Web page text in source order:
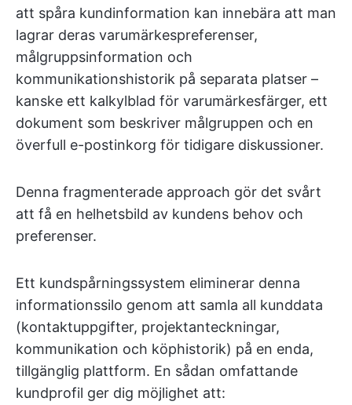
att spåra kundinformation kan innebära att man
lagrar deras varumärkespreferenser,
målgruppsinformation och
kommunikationshistorik på separata platser –
kanske ett kalkylblad för varumärkesfärger, ett
dokument som beskriver målgruppen och en
överfull e-postinkorg för tidigare diskussioner.
Denna fragmenterade approach gör det svårt
att få en helhetsbild av kundens behov och
preferenser.
Ett kundspårningssystem eliminerar denna
informationssilo genom att samla all kunddata
(kontaktuppgifter, projektanteckningar,
kommunikation och köphistorik) på en enda,
tillgänglig plattform. En sådan omfattande
kundprofil ger dig möjlighet att: